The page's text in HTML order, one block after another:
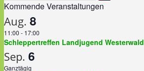
Kommende Veranstaltungen
Aug. 8
11:00 - 17:00
Schleppertreffen Landjugend Westerwald
Sep. 6
Ganztägig